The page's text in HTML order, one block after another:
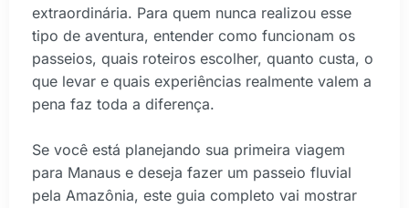
extraordinária. Para quem nunca realizou esse
tipo de aventura, entender como funcionam os
passeios, quais roteiros escolher, quanto custa, o
que levar e quais experiências realmente valem a
pena faz toda a diferença.
Se você está planejando sua primeira viagem
para Manaus e deseja fazer um passeio fluvial
pela Amazônia, este guia completo vai mostrar